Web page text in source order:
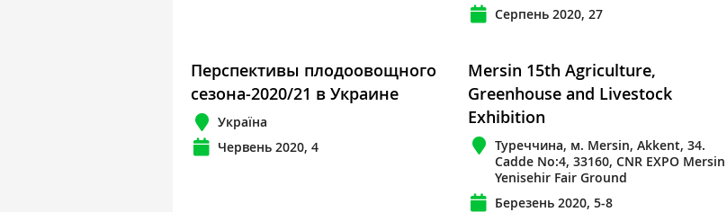
Серпень 2020, 27
Перспективы плодоовощного
сезона-2020/21 в Украине
Україна
Червень 2020, 4
Mersin 15th Agriculture,
Greenhouse and Livestock
Exhibition
Туреччина, м. Mersin, Akkent, 34.
Cadde No:4, 33160, CNR EXPO Mersin
Yenisehir Fair Ground
Березень 2020, 5-8